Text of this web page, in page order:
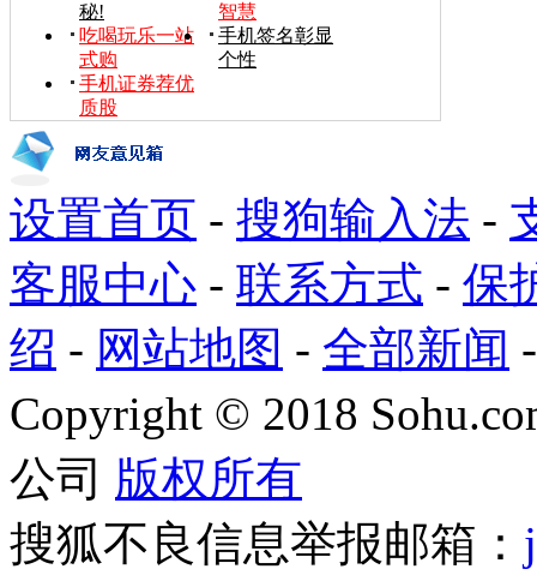
秘!
智慧
吃喝玩乐一站
式购
手机签名彰显
个性
手机证券荐优
质股
设置首页 - 搜狗输入法 -
客服中心 - 联系方式 - 保
绍 - 网站地图 - 全部新闻
Copyright © 2018
公司 版权所有
搜狐不良信息举报邮箱：